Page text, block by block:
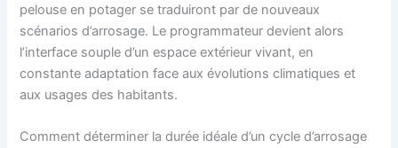
pelouse en potager se traduiront par de nouveaux
scénarios d’arrosage. Le programmateur devient alors
l’interface souple d’un espace extérieur vivant, en
constante adaptation face aux évolutions climatiques et
aux usages des habitants.
Comment déterminer la durée idéale d’un cycle d’arrosage